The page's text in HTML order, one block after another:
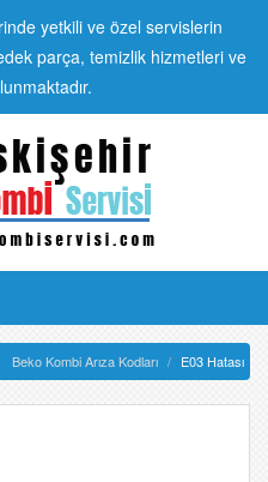
yetkili ve özel servislerin
parça, temizlik hizmetleri ve
Beko Kombi Arıza Kodları E03 Hatası